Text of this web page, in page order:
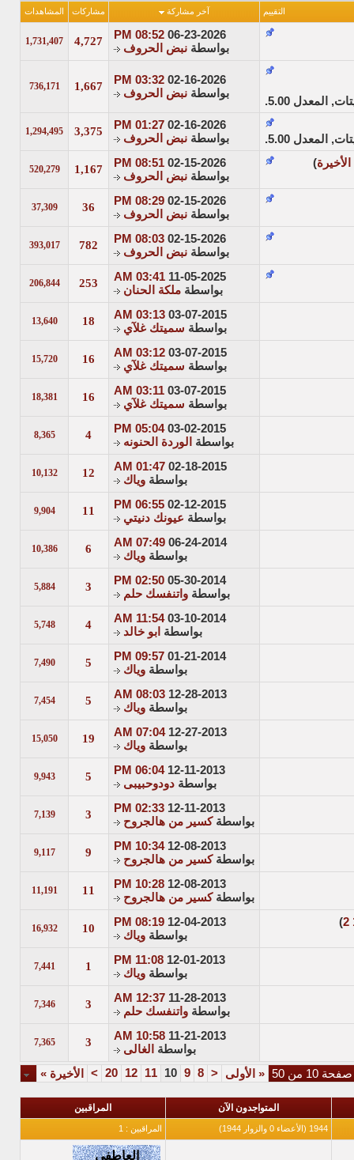
التقييم آخر مشاركة مشاركات المشاهدات
06-23-2026
08:52 PM
بواسطة نبض الحروف
4,727
1,731,407
02-16-2026
03:32 PM
بواسطة نبض الحروف
1,667
736,171
02-16-2026
01:27 PM
بواسطة نبض الحروف
3,375
1,294,495
)
02-15-2026
08:51 PM
بواسطة نبض الحروف
1,167
520,279
02-15-2026
08:29 PM
بواسطة نبض الحروف
36
37,309
02-15-2026
08:03 PM
بواسطة نبض الحروف
782
393,017
11-05-2025
03:41 AM
بواسطة ملكة الحنان
253
206,844
03-07-2015
03:13 AM
بواسطة سميتك غلآي
18
13,640
03-07-2015
03:12 AM
بواسطة سميتك غلآي
16
15,720
03-07-2015
03:11 AM
بواسطة سميتك غلآي
16
18,381
03-02-2015
05:04 PM
بواسطة
الوردة الحنونه
4
8,365
02-18-2015
01:47 AM
بواسطة وياك
12
10,132
02-12-2015
06:55 PM
بواسطة عيونك دنيتي
11
9,904
06-24-2014
07:49 AM
بواسطة وياك
6
10,386
05-30-2014
02:50 PM
بواسطة واتنفسك حلم
3
5,884
03-10-2014
11:54 AM
بواسطة ابو خالد
4
5,748
01-21-2014
09:57 PM
بواسطة وياك
5
7,490
12-28-2013
08:03 AM
بواسطة وياك
5
7,454
12-27-2013
07:04 AM
بواسطة وياك
19
15,050
12-11-2013
06:04 PM
بواسطة دودوحبيبى
5
9,943
12-11-2013
02:33 PM
بواسطةكسير من هالجروح
3
7,139
12-08-2013
10:34 PM
بواسطةكسير من هالجروح
9
9,117
12-08-2013
10:28 PM
بواسطةكسير من هالجروح
11
11,191
2
)
12-04-2013
08:19 PM
بواسطة وياك
10
16,932
12-01-2013
11:08 PM
بواسطة وياك
1
7,441
11-28-2013
12:37 AM
بواسطة واتنفسك حلم
3
7,346
11-21-2013
10:58 AM
بواسطة
الغالى
3
7,365
صفحة 10 من 50 « الأولى <
8
9
10
11
12
20
> الأخيرة »
المتواجدون الآن المراقبين
1944 (الأعضاء 0 والزوار 1944) المراقبين : 1